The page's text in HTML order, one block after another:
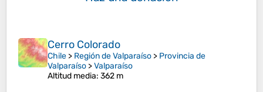
Cerro Colorado
Chile > Región de Valparaíso > Provincia de
Valparaíso >Valparaíso
Altitud media: 362 m